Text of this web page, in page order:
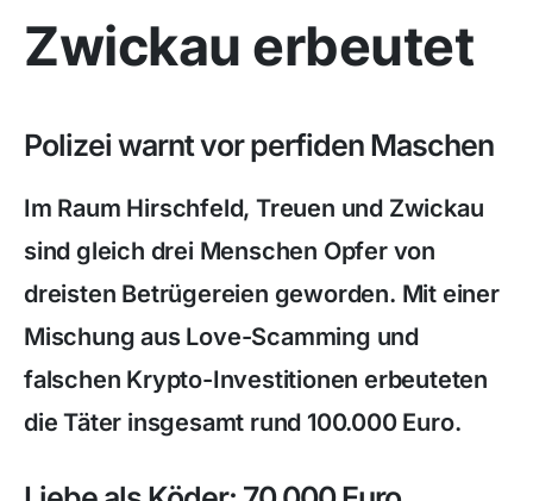
Zwickau erbeutet
Polizei warnt vor perfiden Maschen
Im Raum Hirschfeld, Treuen und Zwickau
sind gleich drei Menschen Opfer von
dreisten Betrügereien geworden. Mit einer
Mischung aus Love-Scamming und
falschen Krypto-Investitionen erbeuteten
die Täter insgesamt rund 100.000 Euro.